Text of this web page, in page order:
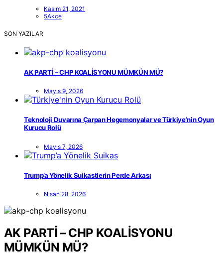
Kasım 21, 2021
5Akce
SON YAZILAR
AK PARTİ – CHP KOALİSYONU MÜMKÜN MÜ?
Mayıs 9, 2026
Teknoloji Duvarına Çarpan Hegemonyalar ve Türkiye’nin Oyun
Kurucu Rolü
Mayıs 7, 2026
Trump’a Yönelik Suikastlerin Perde Arkası
Nisan 28, 2026
AK PARTİ – CHP KOALİSYONU
MÜMKÜN MÜ?